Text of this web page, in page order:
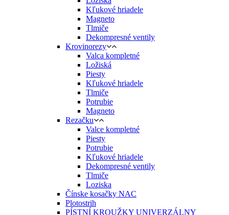
Kľukové hriadele
Magneto
Tlmiče
Dekompresné ventily
Krovinorezy
Valca kompletné
Ložiská
Piesty
Kľukové hriadele
Tlmiče
Potrubie
Magneto
Rezačku
Valce kompletné
Piesty
Potrubie
Kľukové hriadele
Dekompresné ventily
Tlmiče
Loziska
Čínske kosačky NAC
Plotostrih
PÍSTNÍ KROUŽKY UNIVERZÁLNY